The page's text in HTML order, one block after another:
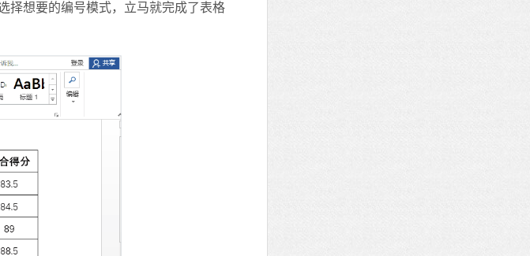
想要的编号模式，立马就完成了表格